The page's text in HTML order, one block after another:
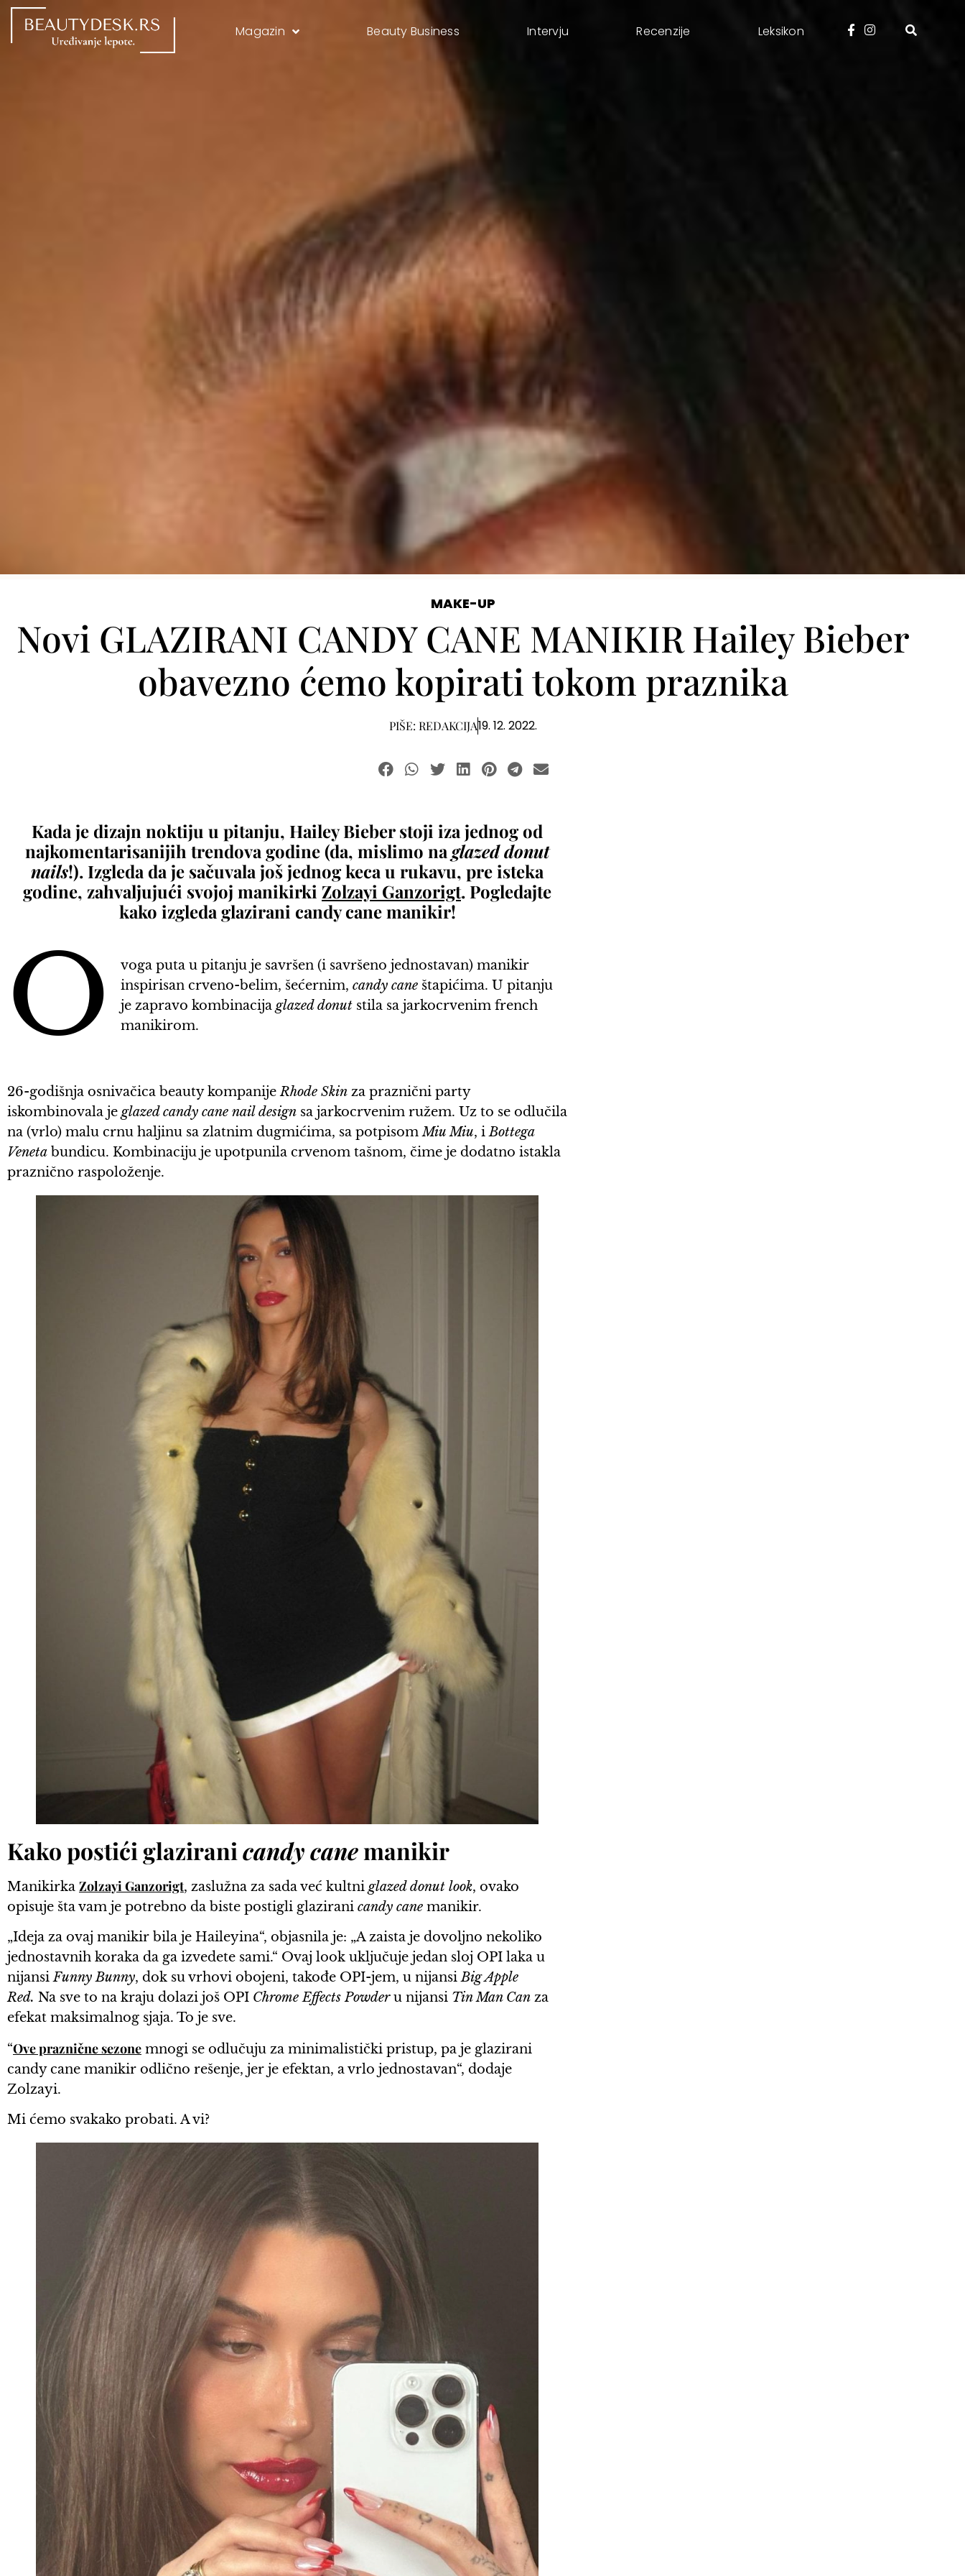
Magazin Beauty Business Intervju Recenzije Leksikon
MAKE-UP
Novi GLAZIRANI CANDY CANE MANIKIR Hailey Bieber
obavezno ćemo kopirati tokom praznika
PIŠE: REDAKCIJA19. 12. 2022.
Kada je dizajn noktiju u pitanju, Hailey Bieber stoji iza jednog od
najkomentarisanijih trendova godine (da, mislimo na glazed donut
nails!). Izgleda da je sačuvala još jednog keca u rukavu, pre isteka
godine, zahvaljujući svojoj manikirki Zolzayi Ganzorigt. Pogledajte
kako izgleda glazirani candy cane manikir!
O
voga puta u pitanju je savršen (i savršeno jednostavan) manikir
inspirisan crveno-belim, šećernim,candy cane štapićima. U pitanju
je zapravo kombinacijaglazed donut stila sa jarkocrvenim french
manikirom.
26-godišnja osnivačica beauty kompanijeRhode Skin za praznični party
iskombinovala je glazed candy cane nail design sa jarkocrvenim ružem. Uz to se odlučila
na (vrlo) malu crnu haljinu sa zlatnim dugmićima, sa potpisomMiu Miu, iBottega
Veneta bundicu. Kombinaciju je upotpunila crvenom tašnom, čime je dodatno istakla
praznično raspoloženje.
Kako postići glazirani candy canemanikir
Manikirka Zolzayi Ganzorigt, zaslužna za sada već kultni glazed donut look, ovako
opisuje šta vam je potrebno da biste postigli glazirani candy cane manikir.
„Ideja za ovaj manikir bila je Haileyina“, objasnila je: „A zaista je dovoljno nekoliko
jednostavnih koraka da ga izvedete sami.“ Ovaj look uključuje jedan sloj OPI laka u
nijansiFunny Bunny, dok su vrhovi obojeni, takođe OPI-jem, u nijansiBig Apple
Red. Na sve to na kraju dolazi još OPI Chrome Effects Powderu nijansi Tin Man Can za
efekat maksimalnog sjaja. To je sve.
“Ove praznične sezone mnogi se odlučuju za minimalistički pristup, pa je glazirani
candy cane manikir odlično rešenje, jer je efektan, a vrlo jednostavan“, dodaje
Zolzayi.
Mi ćemo svakako probati. A vi?